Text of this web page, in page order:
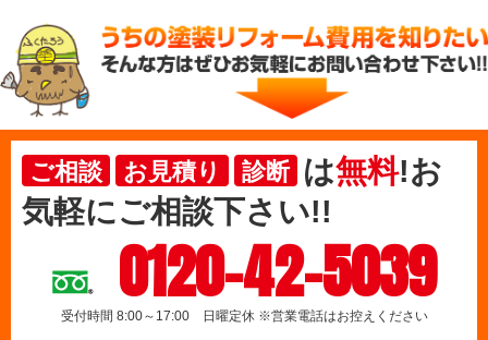
ご相談 お見積り 診断 は無料!お
気軽にご相談下さい!!
0120-42-5039
受付時間 8:00～17:00 日曜定休 ※営業電話はお控えください